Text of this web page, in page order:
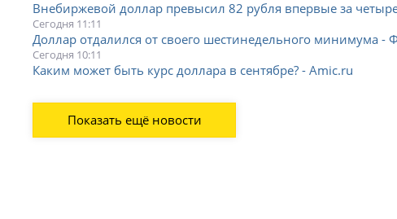
Внебиржевой доллар превысил 82 рубля впервые за
Сегодня 11:11
Доллар отдалился от своего шестинедельного минимума -
Сегодня 10:11
Каким может быть курс доллара в сентябре? - Amic.ru
Показать ещё новости